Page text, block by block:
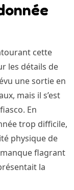
cette
les détails de
une sortie en
mais il s’est
En
trop difficile,
physique de
flagrant
la